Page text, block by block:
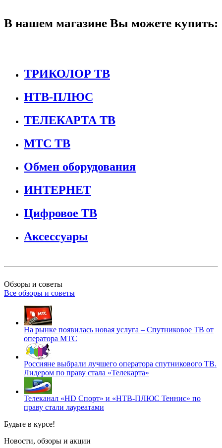
В нашем магазине Вы можете купить:
ТРИКОЛОР ТВ
НТВ-ПЛЮС
ТЕЛЕКАРТА ТВ
МТС ТВ
Обмен оборудования
ИНТЕРНЕТ
Цифровое ТВ
Аксессуары
Обзоры и советы
Все обзоры и советы
На рынке появилась новая услуга – Спутниковое ТВ от
оператора МТС
Россияне выбрали лучшего оператора спутникового ТВ.
Лидером по праву стала «Телекарта»
Телеканал «HD Спорт» и «НТВ-ПЛЮС Теннис» по
праву стали лауреатами
Будьте в курсе!
Новости, обзоры и акции